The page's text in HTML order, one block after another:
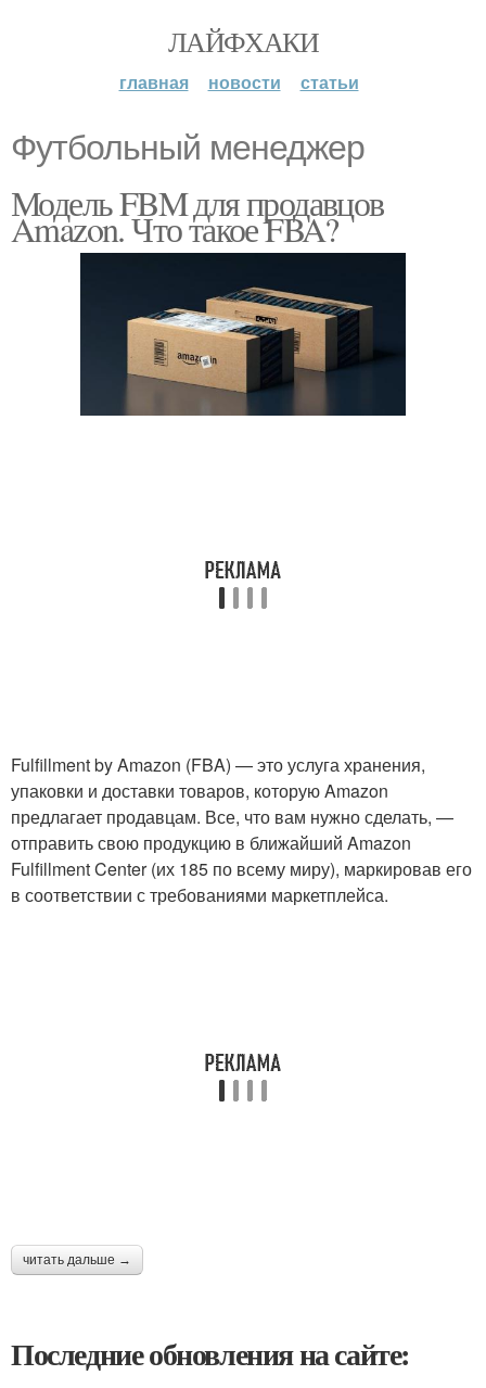
ЛАЙФХАКИ
главная новости статьи
Футбольный менеджер
Модель FBM для продавцов
Amazon. Что такое FBA?
Fulfillment by Amazon (FBA) — это услуга хранения,
упаковки и доставки товаров, которую Amazon
предлагает продавцам. Все, что вам нужно сделать, —
отправить свою продукцию в ближайший Amazon
Fulfillment Center (их 185 по всему миру), маркировав его
в соответствии с требованиями маркетплейса.
читать дальше →
Последние обновления на сайте: